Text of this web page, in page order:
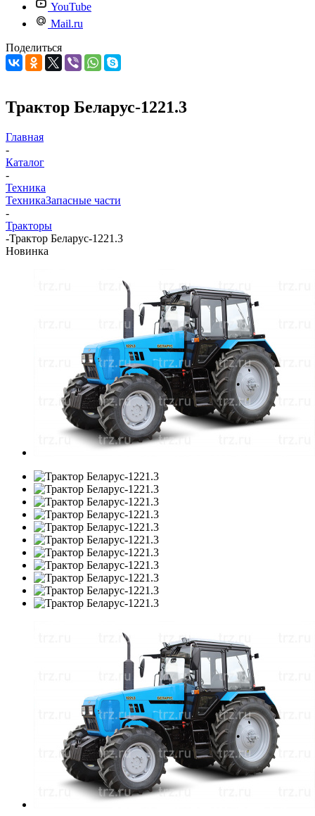
YouTube
Mail.ru
Поделиться
Трактор Беларус-1221.3
Главная
-
Каталог
-
Техника
ТехникаЗапасные части
-
Тракторы
-Трактор Беларус-1221.3
Новинка